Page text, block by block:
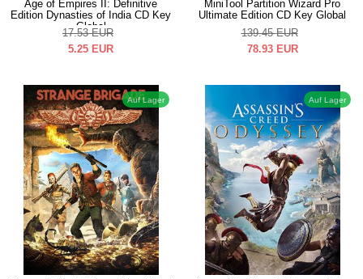
Age of Empires II: Definitive
Edition Dynasties of India CD Key
Global
17.53 EUR
5.25 EUR
MiniTool Partition Wizard Pro
Ultimate Edition CD Key Global
139.45 EUR
78.93 EUR
Auf Lager Auf Lager